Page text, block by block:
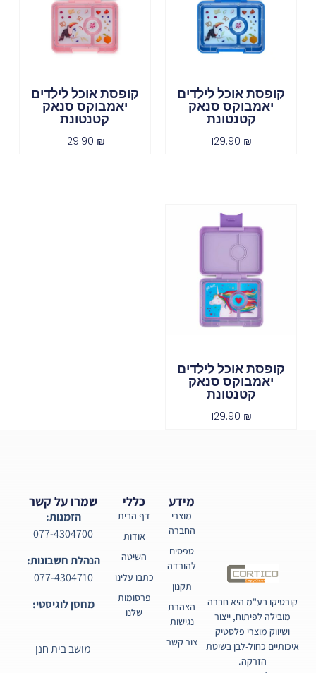
קופסת אוכל לילדים
יאמבוקס סנאק
קטנטונת
129.90 ₪
קופסת אוכל לילדים
יאמבוקס סנאק
קטנטונת
129.90 ₪
קופסת אוכל לילדים
יאמבוקס סנאק
קטנטונת
129.90 ₪
קורטיקו בע"מ היא חברה
מובילה לפיתוח, ייצור
ושיווק מוצרי פלסטיק
איכותיים כחול-לבן בשיטת
הזרקה.
כללי
דף הבית
אודות
השיטה
כתבו עלינו
פרסומות
שלנו
מידע
מוצרי
החברה
טפסים
להורדה
תקנון
הצהרת
נגישות
צור קשר
שמרו על קשר
הזמנות:
077-4304700
הנהלת חשבונות:
077-4304710
מחסן לוגיסטי:
מושב בית חנן